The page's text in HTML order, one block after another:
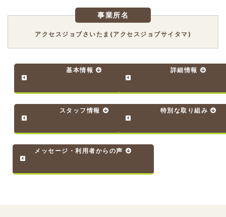
事業所名
アクセスジョブさいたま(アクセスジョブサイタマ)
基本情報 詳細情報
スタッフ情報 特別な取り組み
メッセージ・利用者からの声